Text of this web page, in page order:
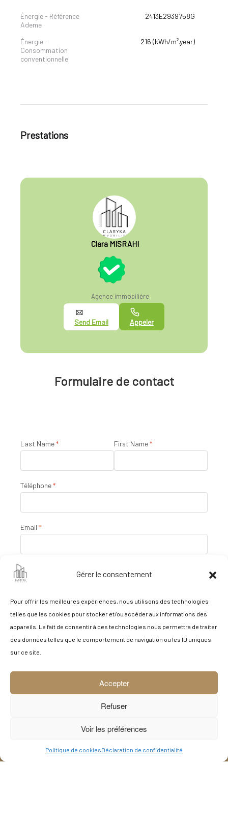
Gérer le consentement
Pour offrir les meilleures expériences, nous utilisons des technologies
telles que les cookies pour stocker et/ou accéder aux informations des
appareils. Le fait de consentir à ces technologies nous permettra de traiter
des données telles que le comportement de navigation ou les ID uniques
sur ce site.
Accepter
Refuser
Voir les préférences
Politique de cookiesDéclaration de confidentialité
Énergie - Référence
Ademe
2413E2939758G
Énergie -
Consommation
conventionnelle
216 (kWh/m².year)
Prestations
Clara MISRAHI
Agence immobilière
Send Email Appeler
Formulaire de contact
Last Name First Name
Téléphone
Email
Message